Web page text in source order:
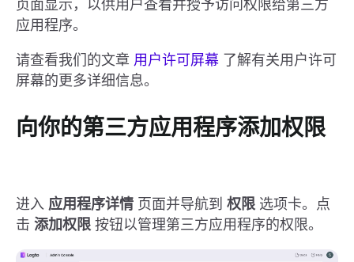
页面显示，以供用户查看并授予访问权限给第三方
应用程序。
请查看我们的文章 用户许可屏幕 了解有关用户许可
屏幕的更多详细信息。
向你的第三方应用程序添加权限
进入 应用程序详情 页面并导航到 权限 选项卡。点
击 添加权限 按钮以管理第三方应用程序的权限。